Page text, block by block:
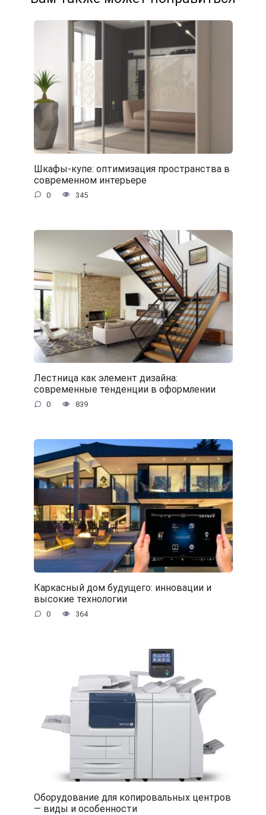
Шкафы-купе: оптимизация пространства в
современном интерьере
0 345
Лестница как элемент дизайна:
современные тенденции в оформлении
0 839
Каркасный дом будущего: инновации и
высокие технологии
0 364
Оборудование для копировальных центров
— виды и особенности